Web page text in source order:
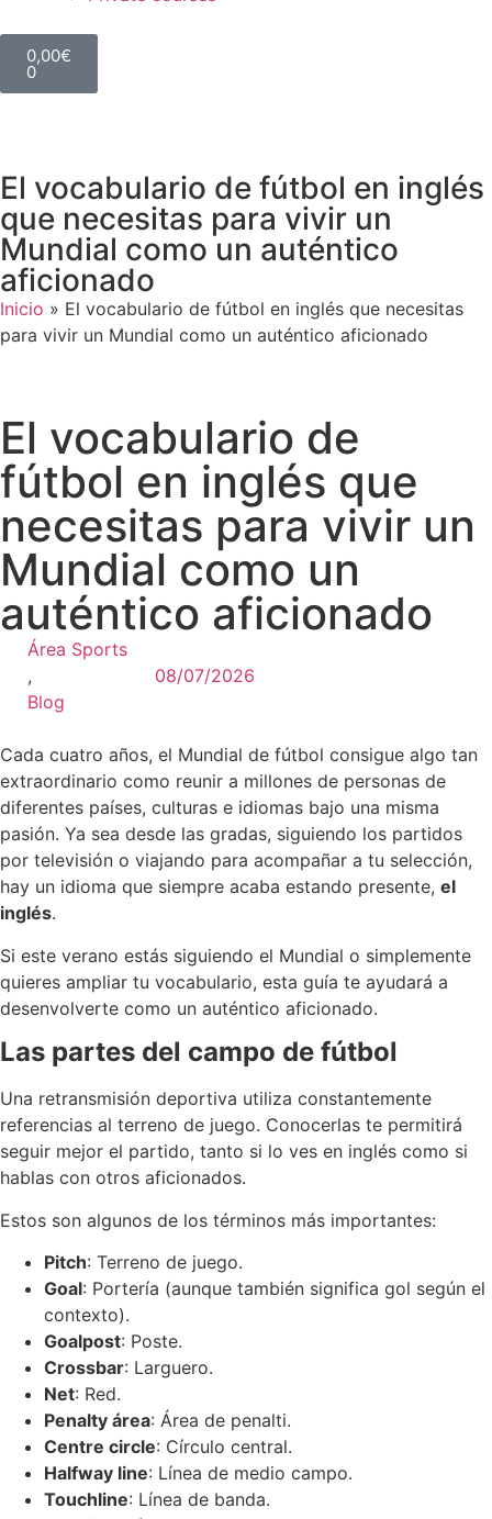
0,00€
0
El vocabulario de fútbol en inglés
que necesitas para vivir un
Mundial como un auténtico
aficionado
Inicio » El vocabulario de fútbol en inglés que necesitas
para vivir un Mundial como un auténtico aficionado
El vocabulario de
fútbol en inglés que
necesitas para vivir un
Mundial como un
auténtico aficionado
Área Sports
,
Blog
08/07/2026
Cada cuatro años, el Mundial de fútbol consigue algo tan
extraordinario como reunir a millones de personas de
diferentes países, culturas e idiomas bajo una misma
pasión. Ya sea desde las gradas, siguiendo los partidos
por televisión o viajando para acompañar a tu selección,
hay un idioma que siempre acaba estando presente, el
inglés.
Si este verano estás siguiendo el Mundial o simplemente
quieres ampliar tu vocabulario, esta guía te ayudará a
desenvolverte como un auténtico aficionado.
Las partes del campo de fútbol
Una retransmisión deportiva utiliza constantemente
referencias al terreno de juego. Conocerlas te permitirá
seguir mejor el partido, tanto si lo ves en inglés como si
hablas con otros aficionados.
Estos son algunos de los términos más importantes:
Pitch: Terreno de juego.
Goal: Portería (aunque también significa gol según el
contexto).
Goalpost: Poste.
Crossbar: Larguero.
Net: Red.
Penalty área: Área de penalti.
Centre circle: Círculo central.
Halfway line: Línea de medio campo.
Touchline: Línea de banda.